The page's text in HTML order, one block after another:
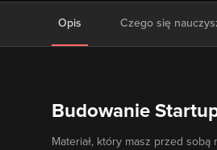
Opis Czego się
Budowanie
Materiał, który masz przed